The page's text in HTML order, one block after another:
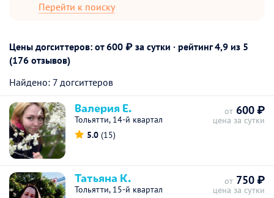
Перейти к поиску
Цены догситтеров: от 600 ₽ за сутки · рейтинг4,9 из 5
(176 отзывов)
Найдено: 7 догситтеров
Валерия Е.
Тольятти, 14-й квартал
5.0 (15)
от 600 ₽
цена за сутки
Татьяна К.
Тольятти, 15-й квартал
от 750 ₽
цена за сутки